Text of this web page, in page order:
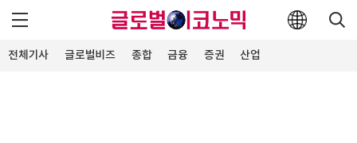
전체기사 글로벌비즈 종합 금융 증권 산업